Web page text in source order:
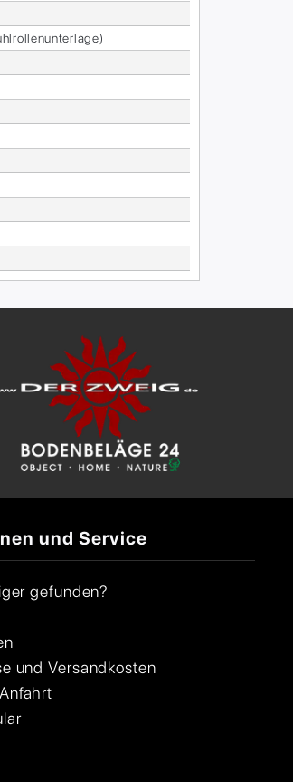
und Service
gefunden?
und Versandkosten